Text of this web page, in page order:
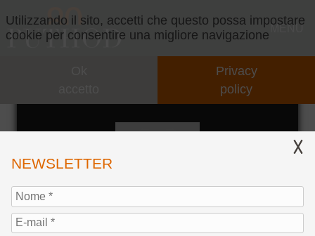
Utilizzando il sito, accetti che questo possa impostare
cookie per consentire una migliore navigazione
Privacy
policy
MENU
COLLABORAZIONI
PARTNERS
NEWSLETTER